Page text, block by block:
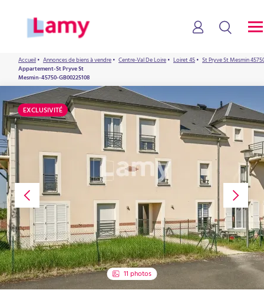
Accueil• Annonces de biens à vendre• Centre-Val De Loire• Loiret 45• St Pryve St Mesmin
Appartement-St Pryve St
Mesmin-45750-GB00225108
EXCLUSIVITÉ
11 photos